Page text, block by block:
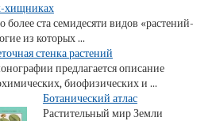
хищниках
более ста семидесяти видов «растений-
из которых ...
стенка растений
предлагается описание
биофизических и ...
Ботанический атлас
Растительный мир Земли